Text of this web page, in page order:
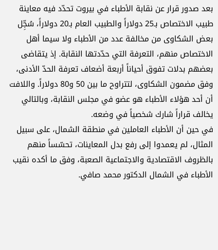
بعد صدور قرار عن نقابة الأطباء في بيروت تحدّد فيه معاينة
طبيب الاختصاص بـ25 دولاراً والطبيب العام بـ20 دولاراً، سُجِّل
بعض الشكاوى من مخالفة عدد من الأطباء ولا سيما أهل
الاختصاص منهم، التعرفة التي حدّدتها النقابة. إذ يتقاضى
بعضهم بدلات تفوق أحياناً أربعة أضعاف تعرفة الحدّ الأدنى،
وفق مضمون الشكاوى، لتتراوح ما بين 50 و80 دولاراً. واللافت
أن أحد هؤلاء الأطباء هو عضو في مجلس النقابة، وبالتالي
يخالف قراراً شارك شخصياً في وضعه.
في حين أن الأطباء العاملين في منطقة الشمال، على سبيل
المثال، لم يعمدوا إلى رفع بدل المعاينات، تحسّساً منهم
بالظروف الاقتصادية والاجتماعية الصعبة، وفق ما أكده نقيب
الأطباء في الشمال الدكتور محمد صافي.